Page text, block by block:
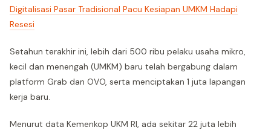
Digitalisasi Pasar Tradisional Pacu Kesiapan UMKM Hadapi
Resesi
Setahun terakhir ini, lebih dari 500 ribu pelaku usaha mikro,
kecil dan menengah (UMKM) baru telah bergabung dalam
platform Grab dan OVO, serta menciptakan 1 juta lapangan
kerja baru.
Menurut data Kemenkop UKM RI, ada sekitar 22 juta lebih